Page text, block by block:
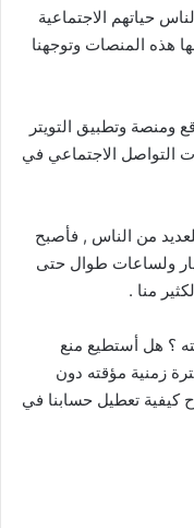
حياتهم الاجتماعية
هذه المنصات وتوجهنا
ومنصة وتطبيق التويتر
التواصل الاجتماعي في
من الناس , فأصبح
ولساعات طوال حتى
منا .
؟ هل أستطيع منع
زمنية مؤقته دون
كيفية تعطيل حسابنا في